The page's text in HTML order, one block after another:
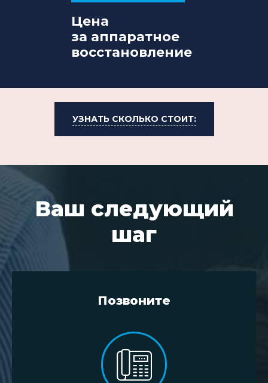
Цена
за аппаратное
восстановление
УЗНАТЬ СКОЛЬКО СТОИТ:
Ваш следующий
шаг
Позвоните